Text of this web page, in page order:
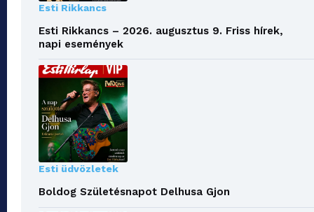
Esti Rikkancs
Esti Rikkancs – 2026. augusztus 9. Friss hírek,
napi események
Esti üdvözletek
Boldog Születésnapot Delhusa Gjon